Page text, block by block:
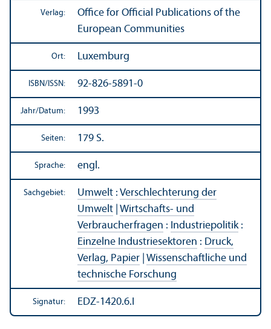
Verlag:
Office for Official Publications of the
European Communities
Ort: Luxemburg
ISBN/ ISSN: 92-826-5891-0
Jahr/Datum: 1993
Seiten: 179 S.
Sprache: engl.
Sachgebiet: Umwelt : Verschlechterung der
Umwelt Wirtschafts- und
Verbraucherfragen : Industriepolitik:
Einzelne Industriesektoren : Druck,
Verlag, Papier Wissenschaft­liche und
technische Forschung
Signatur: EDZ-1420.6.I